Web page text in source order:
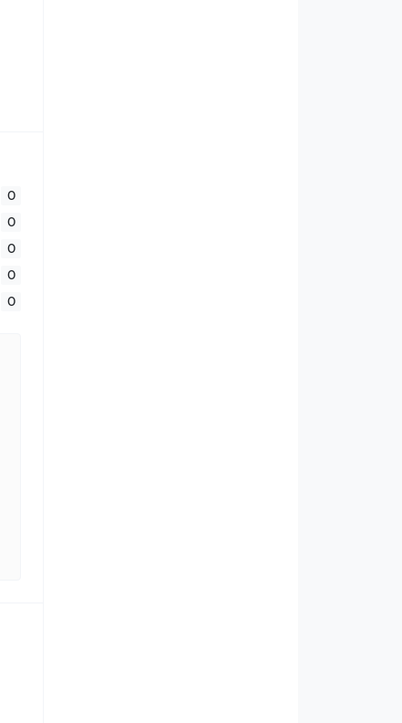
0
0
0
0
0